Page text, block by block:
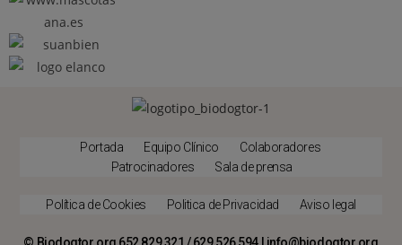
Portada Equipo Clínico
Colaboradores
Patrocinadores
Sala de prensa
Política de Cookies Politica de Privacidad Aviso legal